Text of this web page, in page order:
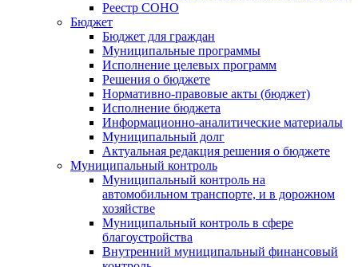
Реестр СОНО
Бюджет
Бюджет для граждан
Муниципальные программы
Исполнение целевых программ
Решения о бюджете
Нормативно-правовые акты (бюджет)
Исполнение бюджета
Информационно-аналитические материалы
Муниципальный долг
Актуальная редакция решения о бюджете
Муниципальный контроль
Муниципальный контроль на
автомобильном транспорте, и в дорожном
хозяйстве
Муниципальный контроль в сфере
благоустройства
Внутренний муниципальный финансовый